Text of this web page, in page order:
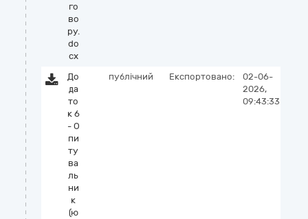
го
во
ру.
do
cx
До
да
то
к 6
- О
пи
ту
ва
ль
ни
к
(ю
публічний Експортовано:
02-06-
2026,
09:43:33